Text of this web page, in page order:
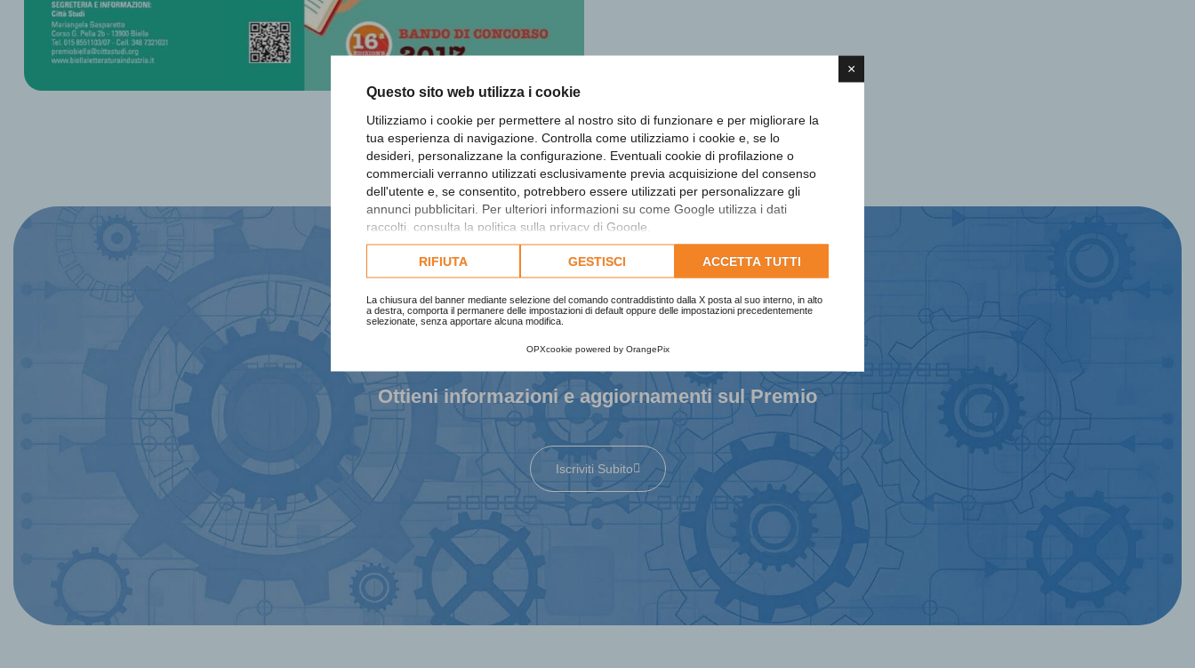
×
Questo sito web utilizza i cookie
Utilizziamo i cookie per permettere al nostro sito di funzionare e per migliorare la
tua esperienza di navigazione. Controlla come utilizziamo i cookie e, se lo
desideri, personalizzane la configurazione. Eventuali cookie di profilazione o
commerciali verranno utilizzati esclusivamente previa acquisizione del consenso
dell'utente e, se consentito, potrebbero essere utilizzati per personalizzare gli
annunci pubblicitari. Per ulteriori informazioni su come Google utilizza i dati
raccolti, consulta la politica sulla privacy di Google
Consulta l'informativa cookie completa.
RIFIUTA GESTISCI ACCETTA TUTTI
La chiusura del banner mediante selezione del comando contraddistinto dalla X posta al suo interno, in alto
a destra, comporta il permanere delle impostazioni di default oppure delle impostazioni precedentemente
selezionate, senza apportare alcuna modifica.
OPXcookie powered by OrangePix
Iscriviti alla newsletter
Ottieni informazioni e aggiornamenti sul Premio
Iscriviti Subito